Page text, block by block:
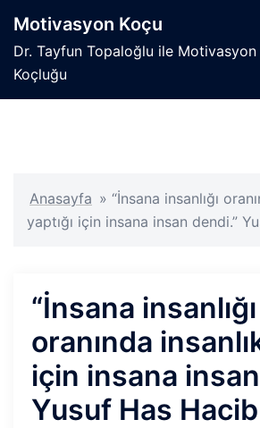
atlaMotivasyon Koçu
Dr. Tayfun Topaloğlu ile Motivasyon
Koçluğu
Anasayfa » “İnsana insanlığı
yaptığı için insana insan dendi.”
“İnsana insanlığı
oranında
için insana
Yusuf Has Hacib